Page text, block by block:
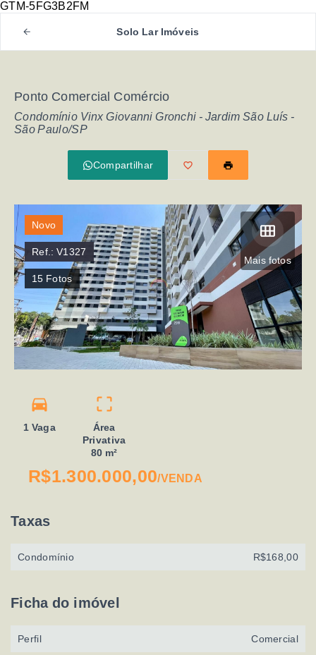
GTM-5FG3B2FM
Solo Lar Imóveis
Ponto Comercial Comércio
Condomínio Vinx Giovanni Gronchi - Jardim São Luís -
São Paulo/SP
Compartilhar
Mais fotos
Novo
Ref.:V1327
15 Fotos
1 Vaga
Área
Privativa
80 m²
R$1.300.000,00/VENDA
Taxas
Condomínio R$168,00
Ficha do imóvel
Perfil Comercial